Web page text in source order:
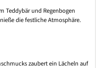
Teddybär und Regenbogen
die festliche Atmosphäre.
zaubert ein Lächeln auf